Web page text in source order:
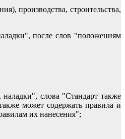
производства, строительства,
после слов "положениям
наладки", слова "Стандарт также
может содержать правила и
их нанесения";